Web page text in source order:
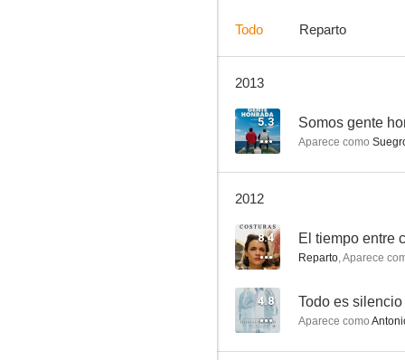
Padre Casares
6.0
Todo Reparto
2013
5.3 Somos gente
Aparece como
2012
8.4 El tiempo entre
Reparto,Aparece
4.8 Todo es silencio
Aparece como